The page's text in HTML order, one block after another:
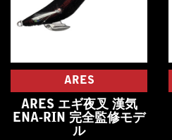
ARES
ARES エギ夜叉 漢気
ENA‐RIN 完全監修モデ
ル